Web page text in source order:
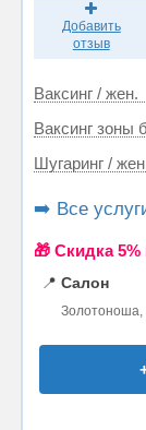
Добавить
отзыв
Ваксинг / жен.
Ваксинг зоны
Шугаринг /
➡️ Все
🎁 Cкидка
📍 Салон
Золотоноша,